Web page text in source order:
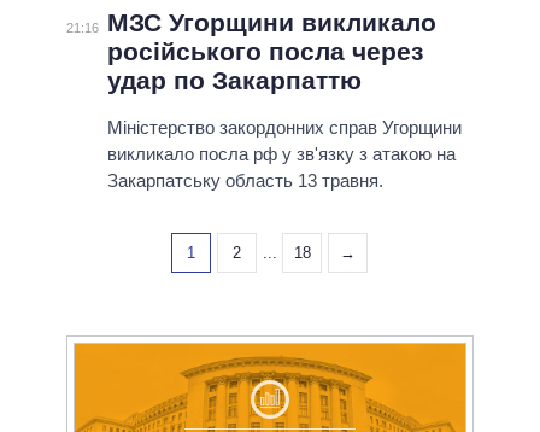
21:16
МЗС Угорщини викликало
російського посла через
удар по Закарпаттю
Міністерство закордонних справ Угорщини
викликало посла рф у зв'язку з атакою на
Закарпатську область 13 травня.
1 2 ... 18 →